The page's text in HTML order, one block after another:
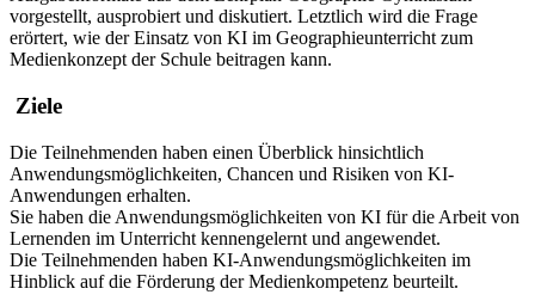
vorgestellt, ausprobiert und diskutiert. Letztlich wird die Frage
erörtert, wie der Einsatz von KI im Geographieunterricht zum
Medienkonzept der Schule beitragen kann.
Ziele
Die Teilnehmenden haben einen Überblick hinsichtlich
Anwendungsmöglichkeiten, Chancen und Risiken von KI-
Anwendungen erhalten.
Sie haben die Anwendungsmöglichkeiten von KI für die Arbeit von
Lernenden im Unterricht kennengelernt und angewendet.
Die Teilnehmenden haben KI-Anwendungsmöglichkeiten im
Hinblick auf die Förderung der Medienkompetenz beurteilt.